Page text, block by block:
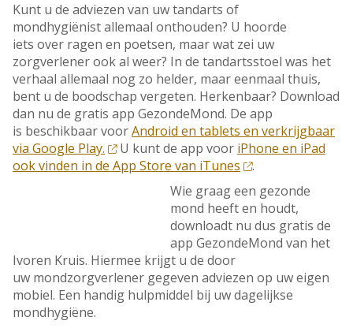
Kunt u de adviezen van uw tandarts of
mondhygiënist allemaal onthouden? U hoorde
iets over ragen en poetsen, maar wat zei uw
zorgverlener ook al weer? In de tandartsstoel was het
verhaal allemaal nog zo helder, maar eenmaal thuis,
bent u de boodschap vergeten. Herkenbaar? Download
dan nu de gratis app GezondeMond. De app
is beschikbaar voorAndroid en tablets en verkrijgbaar
via Google Play.
U kunt de app voor iPhone en iPad
ook vinden in de App Store van iTunes
.
Wie graag een gezonde
mond heeft en houdt,
downloadt nu dus gratis de
app GezondeMond van het
Ivoren Kruis. Hiermee krijgt u de door
uw mondzorgverlener gegeven adviezen op uw eigen
mobiel. Een handig hulpmiddel bij uw dagelijkse
mondhygiëne.